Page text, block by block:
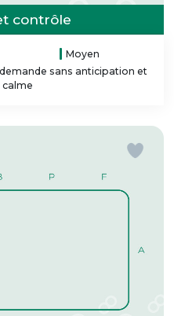
contrôle
Moyen
sans anticipation et
calme